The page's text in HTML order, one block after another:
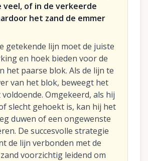
of in de verkeerde
het zand de emmer
getekende lijn moet de juiste
en hoek bieden voor de
het paarse blok. Als de lijn te
van het blok, beweegt het
Omgekeerd, als hij
slecht gehoekt is, kan hij het
duwen of een ongewenste
De succesvolle strategie
de lijn verbonden met de
voorzichtig leidend om